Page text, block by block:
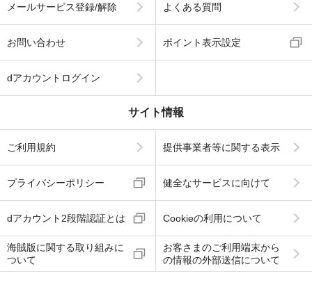
メールサービス登録/解除 よくある質問
お問い合わせ ポイント表示設定
dアカウントログイン
サイト情報
ご利用規約 提供事業者等に関する表示
プライバシーポリシー 健全なサービスに向けて
dアカウント2段階認証とは Cookieの利用について
海賊版に関する取り組みに
ついて
お客さまのご利用端末から
の情報の外部送信について